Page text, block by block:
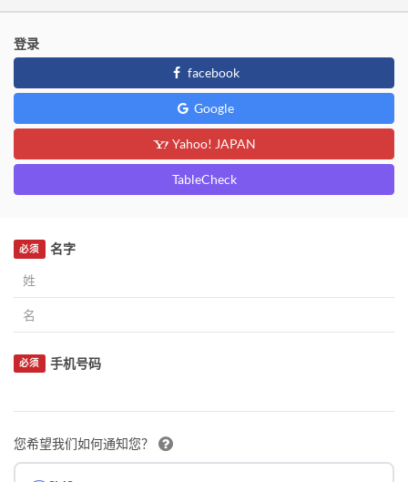
登录
facebook
Google
Yahoo! JAPAN
TableCheck
名字
必须
手机号码
必须
您希望我们如何通知您？